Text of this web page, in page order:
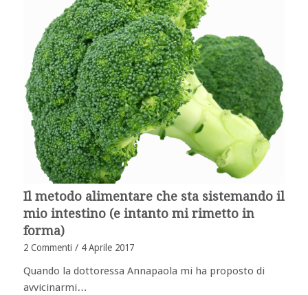
Il metodo alimentare che sta sistemando il
mio intestino (e intanto mi rimetto in
forma)
2 Commenti / 4 Aprile 2017
Quando la dottoressa Annapaola mi ha proposto di
avvicinarmi…